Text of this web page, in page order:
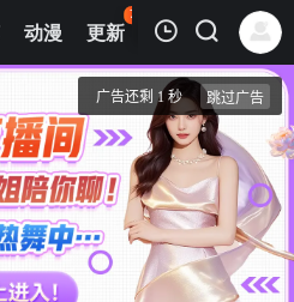
动漫 更新
77
热榜 APP
1
空